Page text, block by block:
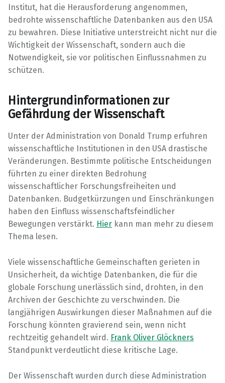
Institut, hat die Herausforderung angenommen,
bedrohte wissenschaftliche Datenbanken aus den USA
zu bewahren. Diese Initiative unterstreicht nicht nur die
Wichtigkeit der Wissenschaft, sondern auch die
Notwendigkeit, sie vor politischen Einflussnahmen zu
schützen.
Hintergrundinformationen zur
Gefährdung der Wissenschaft
Unter der Administration von Donald Trump erfuhren
wissenschaftliche Institutionen in den USA drastische
Veränderungen. Bestimmte politische Entscheidungen
führten zu einer direkten Bedrohung
wissenschaftlicher Forschungsfreiheiten und
Datenbanken. Budgetkürzungen und Einschränkungen
haben den Einfluss wissenschaftsfeindlicher
Bewegungen verstärkt. Hier kann man mehr zu diesem
Thema lesen.
Viele wissenschaftliche Gemeinschaften gerieten in
Unsicherheit, da wichtige Datenbanken, die für die
globale Forschung unerlässlich sind, drohten, in den
Archiven der Geschichte zu verschwinden. Die
langjährigen Auswirkungen dieser Maßnahmen auf die
Forschung könnten gravierend sein, wenn nicht
rechtzeitig gehandelt wird. Frank Oliver Glöckners
Standpunkt verdeutlicht diese kritische Lage.
Der Wissenschaft wurden durch diese Administration